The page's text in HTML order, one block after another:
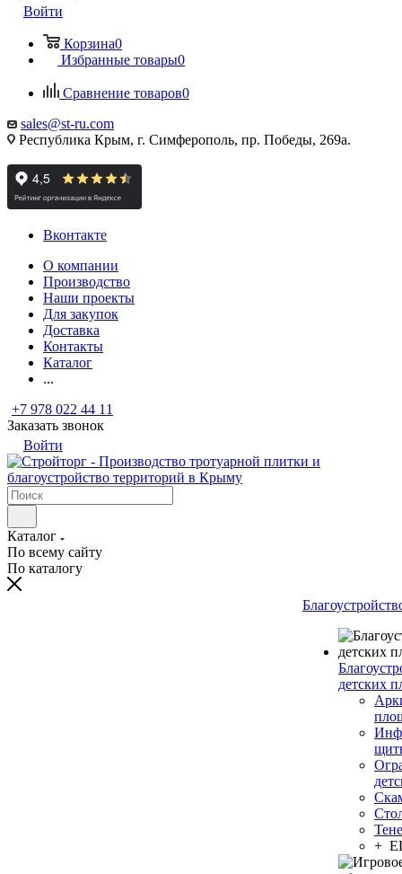
Войти
Корзина0
Избранные товары0
Сравнение товаров0
sales@st-ru.com
Республика Крым, г. Симферополь, пр. Победы, 269а.
Вконтакте
О компании
Производство
Наши проекты
Для закупок
Доставка
Контакты
Каталог
...
+7 978 022 44 11
Заказать звонок
Войти
Каталог
По всему сайту
По каталогу
детских
+